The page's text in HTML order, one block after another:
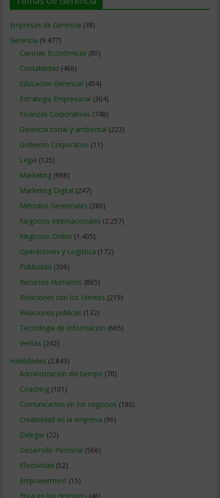
Empresas de Gerencia (38)
Gerencia (9.477)
Ciencias Económicas (80)
Contabilidad (466)
Educacion Gerencial (454)
Estrategia Empresarial (304)
Finanzas Corporativas (748)
Gerencia social y ambiental (223)
Gobierno Corporativo (11)
Legal (125)
Marketing(988)
Marketing Digital (247)
Métodos Gerenciales (280)
Negocios Internacionales (2.257)
Negocios Online (1.405)
Operaciones y Logística (172)
Publicidad (306)
Recursos Humanos (865)
Relaciones con los clientes (219)
Relaciones publicas (132)
Tecnologia de Informacion (665)
Ventas (242)
Habilidades (2.843)
Administracion del tiempo (70)
Coaching(101)
Comunicacion en los negocios (180)
Creatividad en la empresa (96)
Delegar(22)
Desarrollo Personal (566)
Efectividad (52)
Empowerment (15)
Etica en los negocios (46)